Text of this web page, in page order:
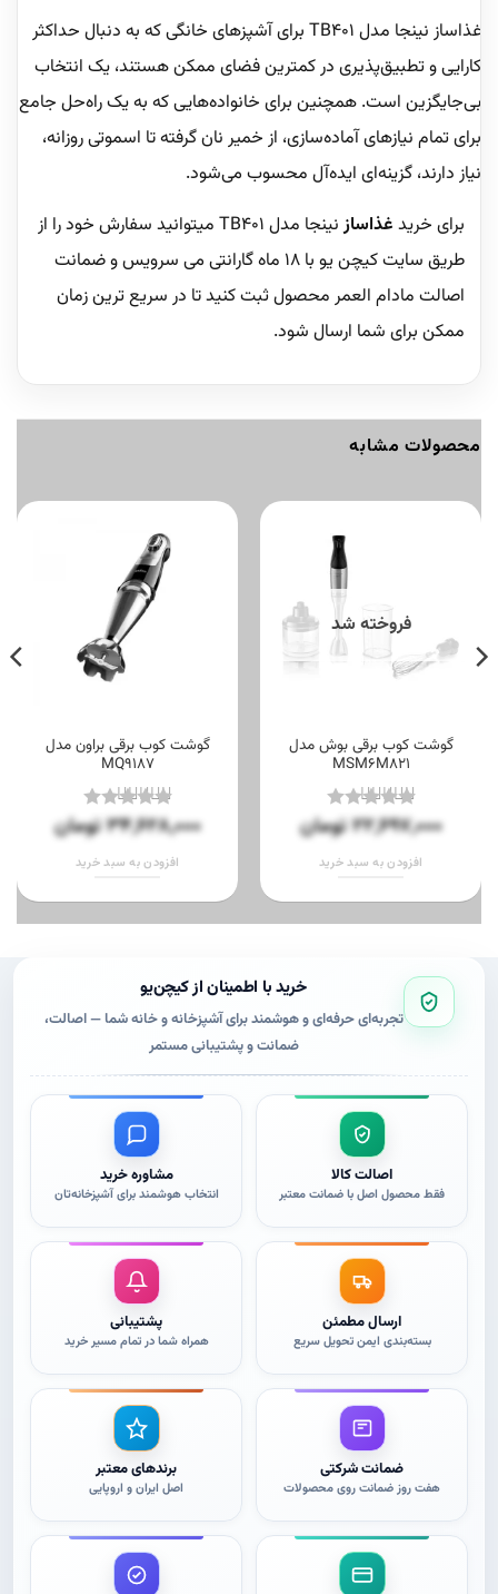
غذاساز نینجا مدل TB401 برای آشپزهای خانگی که به دنبال حداکثر
کارایی و تطبیق‌پذیری در کمترین فضای ممکن هستند، یک انتخاب
بی‌جایگزین است. همچنین برای خانواده‌هایی که به یک راه‌حل جامع
برای تمام نیازهای آماده‌سازی، از خمیر نان گرفته تا اسموتی روزانه،
نیاز دارند، گزینه‌ای ایده‌آل محسوب می‌شود.
برای خرید غذاساز
نینجا مدل TB401 میتوانید سفارش خود را از
طریق سایت کیچن یو با 18 ماه گارانتی می سرویس و ضمانت
اصالت مادام العمر محصول ثبت کنید تا در سریع ترین زمان
ممکن برای شما ارسال شود.
محصولات مشابه
فروخته شد
گوشت کوب برقی بوش مدل
MSM6M821
نمره5از
5
22,697,000تومان
افزودن به سبد خرید
می
باشد.
ها
ممکن
است
در
صفحه
محصول
شوند
گوشت کوب برقی براون مدل
MQ9187
نمره5از
5
34,628,000تومان
افزودن به سبد خرید
می
باشد.
ها
ممکن
است
در
صفحه
محصول
شوند
خرید با اطمینان از کیچن‌یو
تجربه‌ای حرفه‌ای و هوشمند برای آشپزخانه و خانه شما — اصالت،
ضمانت و پشتیبانی مستمر
اصالت کالا
فقط محصول اصل با ضمانت معتبر
مشاوره خرید
انتخاب هوشمند برای آشپزخانه‌تان
ارسال مطمئن
بسته‌بندی ایمن تحویل سریع
پشتیبانی
همراه شما در تمام مسیر خرید
ضمانت شرکتی
هفت روز ضمانت روی محصولات
برندهای معتبر
اصل ایران و اروپایی